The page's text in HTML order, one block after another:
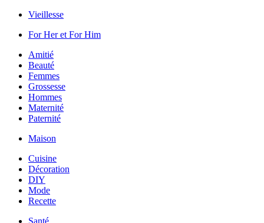
Vieillesse
For Her et For Him
Amitié
Beauté
Femmes
Grossesse
Hommes
Maternité
Paternité
Maison
Cuisine
Décoration
DIY
Mode
Recette
Santé